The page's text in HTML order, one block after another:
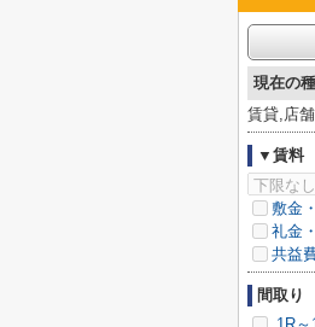
現在の
賃貸,店
▼賃料
敷金
礼金
共益
間取り